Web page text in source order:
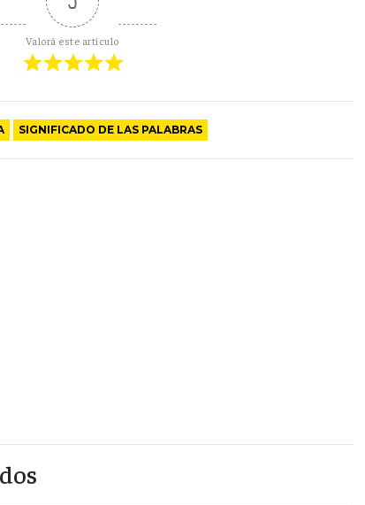
Valorá este artículo
SIGNIFICADO DE LAS PALABRAS